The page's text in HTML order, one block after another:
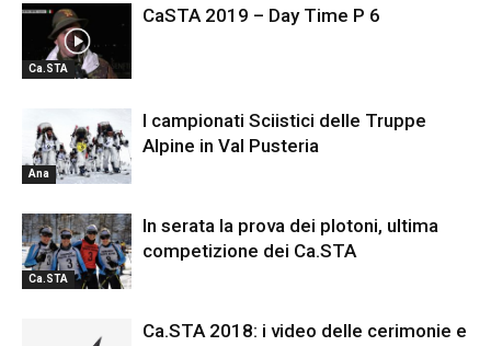
Ca.STA
CaSTA 2019 – Day Time P 6
Ana
I campionati Sciistici delle Truppe
Alpine in Val Pusteria
Ca.STA
In serata la prova dei plotoni, ultima
competizione dei Ca.STA
Ca.STA 2018: i video delle cerimonie e